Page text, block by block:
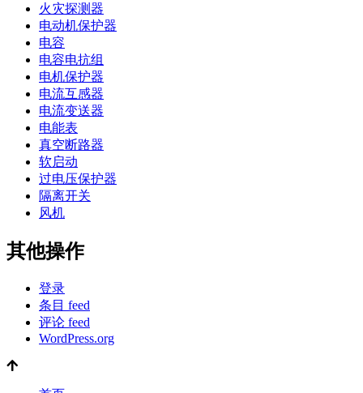
火灾探测器
电动机保护器
电容
电容电抗组
电机保护器
电流互感器
电流变送器
电能表
真空断路器
软启动
过电压保护器
隔离开关
风机
其他操作
登录
条目 feed
评论 feed
WordPress.org